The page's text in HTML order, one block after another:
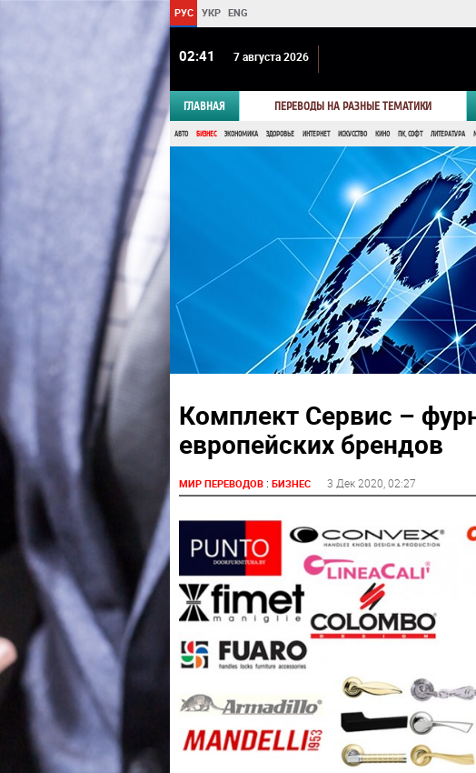
РУС УКР ENG
02 41 7 августа 2026
ГЛАВНАЯ ПЕРЕВОДЫ НА РАЗНЫЕ ТЕМАТИКИ
АВТО БИЗНЕС ЭКОНОМИКА ЗДОРОВЬЕ ИНТЕРНЕТ ИСКУССТВО КИНО ПК, СОФТ ЛИТЕРАТУРА
Комплект Сервис –
европейских брендов
МИР ПЕРЕВОДОВ: БИЗНЕС 3 Дек 2020 , 02:27